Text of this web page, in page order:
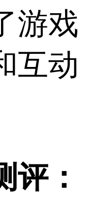
游戏
互动
评：